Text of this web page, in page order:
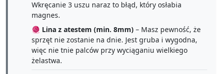
Wkręcanie 3 uszu naraz to błąd, który osłabia
magnes.
🧶 Lina z atestem (min. 8mm) – Masz pewność, że
sprzęt nie zostanie na dnie. Jest gruba i wygodna,
więc nie tnie palców przy wyciąganiu wielkiego
żelastwa.